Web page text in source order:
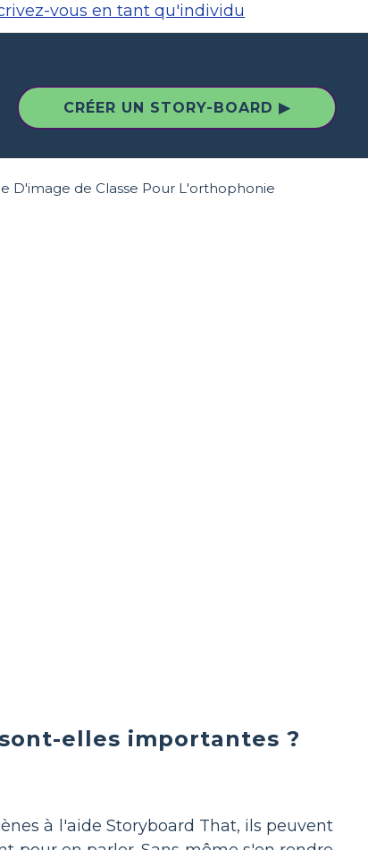
vous en tant qu'individu
CRÉER UN STORY-BOARD ▶
elles importantes ?
à l'aide Storyboard That, ils peuvent